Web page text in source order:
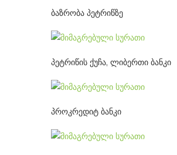
ბაზრობა პეტრიწზე
პეტრიწის ქუჩა, ლიბერთი ბანკი
პროკრედიტ ბანკი